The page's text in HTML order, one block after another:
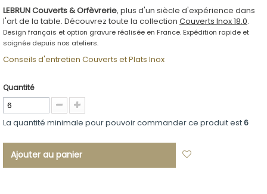
LEBRUN Couverts & Orfèvrerie, plus d'un siècle d'expérience dans
l'art de la table. Découvrez toute la collection Couverts Inox 18.0.
Design français et option gravure réalisée en France. Expédition rapide et
soignée depuis nos ateliers.
Conseils d'entretien Couverts et Plats Inox
Quantité
La quantité minimale pour pouvoir commander ce produit est6
Ajouter au panier